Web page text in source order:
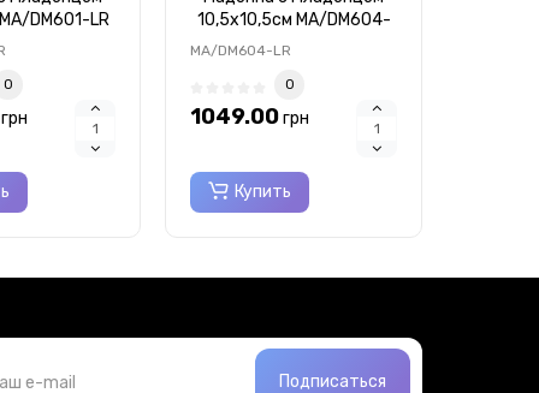
DM601-LR
0
грн
10,5х10,5см MA/DM604-
LR
MA/DM604-LR
0
1049.00грн
Купить
Подписаться